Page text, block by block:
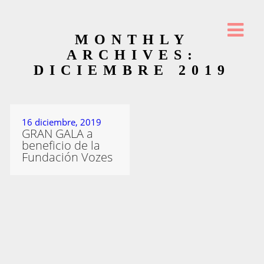
MONTHLY
ARCHIVES:
DICIEMBRE 2019
16 diciembre, 2019
GRAN GALA a
beneficio de la
Fundación Vozes